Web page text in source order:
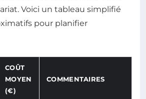
Voici un tableau simplifié
pour planifier
COÛT
MOYEN
(€)
COMMENTAIRES